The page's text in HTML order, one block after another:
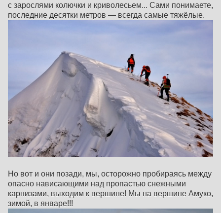
с зарослями колючки и криволесьем... Сами понимаете,
последние десятки метров — всегда самые тяжёлые.
Но вот и они позади, мы, осторожно пробираясь между
опасно нависающими над пропастью снежными
карнизами, выходим к вершине! Мы на вершине Амуко,
зимой, в январе!!!